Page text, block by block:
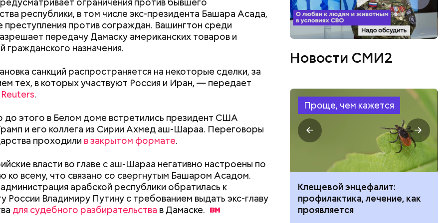
республики, в том числе экс-президента Башара Асада,
преступления против сограждан. Вашингтон среди
передачу Дамаску американских товаров и
гражданского назначения.
санкций распространяется на некоторые сделки, за
тех, в которых участвуют Россия и Иран, — передает
Reuters.
до этого в Белом доме встретились президент США
и его коллега из Сирии Ахмед аш-Шараа. Переговоры
проходили в закрытом формате.
власти во главе с аш-Шараа негативно настроены по
ко всему, что связано со свергнутым Башаром Асадом.
арабской республики обратилась к
России Владимиру Путину с требованием выдать экс-главу
для судебного разбирательства в Дамаске.
воды здесь круглый год составляет 36 градусов,
в этих источниках приятно и к тому же полезно.
быть осторожным: ходить здесь можно только без
душа.
Новости СМИ2
Проще, чем кажется
Как узнать, снесут ли дом по
реновации в Москве: где
искать информацию и сроки
Как предотвратить развитие
диабета
Клещевой энцефалит:
профилактика, лечение, как
проявляется